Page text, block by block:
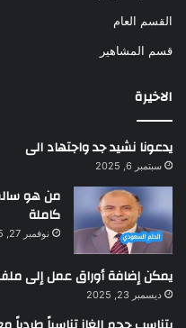
القسم العام
قسم المشاهير
الاخيرة
يدعونا نشيد جد واجتهاد الى
سبتمبر 6, 2025
من هو سالم
كاملة
نوفمبر 27, 2025
يمكن إضافة أوراق عمل إلى
ديسمبر 23, 2025